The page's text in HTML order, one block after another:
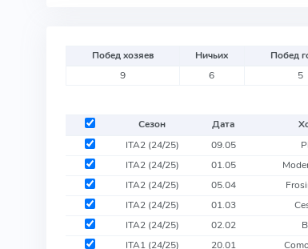
Побед хозяев Ничьих Побед
9
6 5
Сезон Дата
ITA2 (24/25)
09.05
ITA2 (24/25) 01.05
ITA2 (24/25) 05.04
ITA2 (24/25) 01.03
ITA2 (24/25) 02.02
ITA1 (24/25) 20.01 Como